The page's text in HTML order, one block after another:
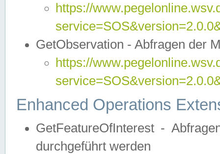
https://
GetObservation - Abfragen der
https://
Enhanced Operations
GetFeatureOfInterest -
durchgeführt werden